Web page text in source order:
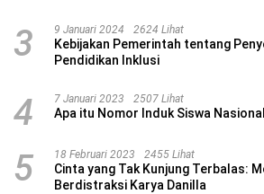
3 9 Januari 2024 2624 Lihat
Kebijakan Pemerintah tentang
Pendidikan Inklusi
4 7 Januari 2023 2507 Lihat
Apa itu Nomor Induk Siswa
5 18 Februari 2023 2455 Lihat
Cinta yang Tak Kunjung Terbalas:
Berdistraksi Karya Danilla